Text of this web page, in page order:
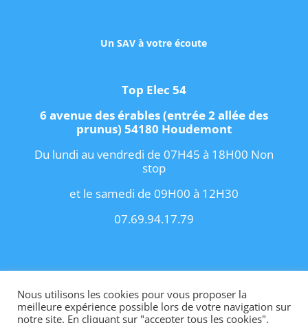
Un SAV à votre écoute
Top Elec 54
6 avenue des érables (entrée 2 allée des
prunus) 54180 Houdemont
Du lundi au vendredi de 07H45 à 18H00 Non
stop
et le samedi de 09H00 à 12H30
07.69.94.17.79
Copyright 2021 IConditions Générales de
VenteIContact
Nous utilisons les cookies pour vous proposer la
meilleure expérience possible lors de votre navigation sur
notre site. En cliquant sur "accepter tous les cookies",